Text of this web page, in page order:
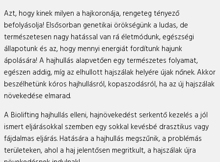
Azt, hogy kinek milyen a hajkoronája, rengeteg tényező
befolyásolja! Elsősorban genetikai örökségünk a ludas, de
természetesen nagy hatással van rá életmódunk, egészségi
állapotunk és az, hogy mennyi energiát fordítunk hajunk
ápolására! A hajhullás alapvetően egy természetes folyamat,
egészen addig, míg az elhullott hajszálak helyére újak nőnek. Akkor
beszélhetünk kóros hajhullásról, kopaszodásról, ha az új hajszálak
növekedése elmarad.
A Biolifting hajhullás elleni, hajnövekedést serkentő kezelés a jól
ismert eljárásokkal szemben egy sokkal kevésbé drasztikus vagy
fájdalmas eljárás. Hatására a hajhullás megszűnik, a problémás
területeken, ahol a haj jelentősen megritkult, a hajszálak újra